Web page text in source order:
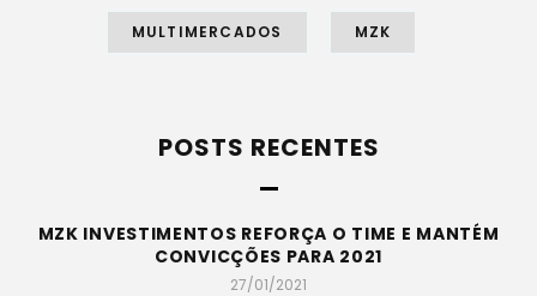
MULTIMERCADOS MZK
POSTS RECENTES
MZK INVESTIMENTOS REFORÇA O TIME E MANTÉM
CONVICÇÕES PARA 2021
27/01/2021